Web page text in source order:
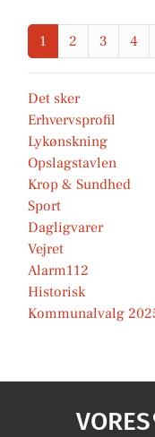
1 2 3 4
Det sker
Erhvervsprofil
Lykønskning
Opslagstavlen
Krop & Sundhed
Sport
Dagligvarer
Vejret
Alarm112
Historisk
Kommunalvalg
VORES